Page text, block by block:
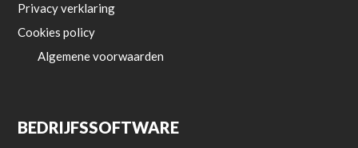
Privacy verklaring
Cookies policy
Algemene voorwaarden
BEDRIJFSSOFTWARE